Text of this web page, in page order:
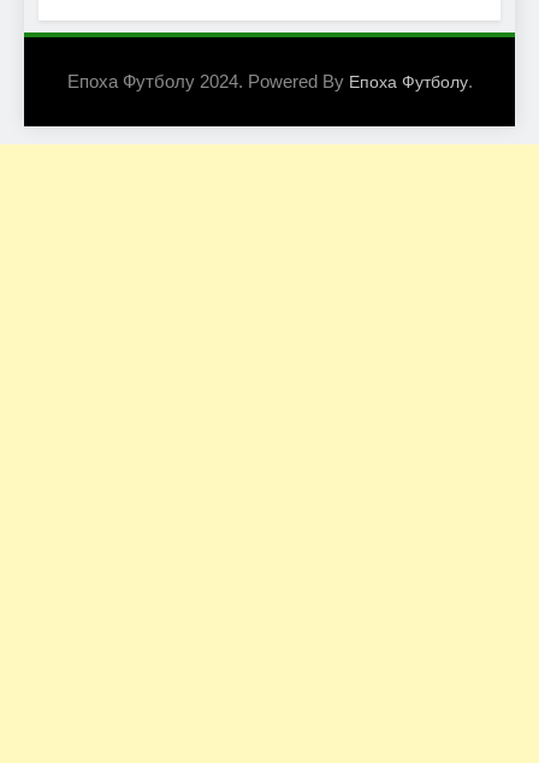
Епоха Футболу 2024. Powered By Епоха Футболу.